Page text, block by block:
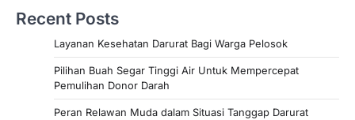
Recent Posts
Layanan Kesehatan Darurat Bagi Warga Pelosok
Pilihan Buah Segar Tinggi Air Untuk Mempercepat
Pemulihan Donor Darah
Peran Relawan Muda dalam Situasi Tanggap Darurat